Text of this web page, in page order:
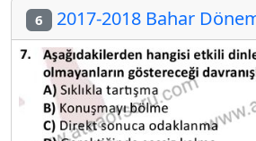
6 2017-2018 Bahar